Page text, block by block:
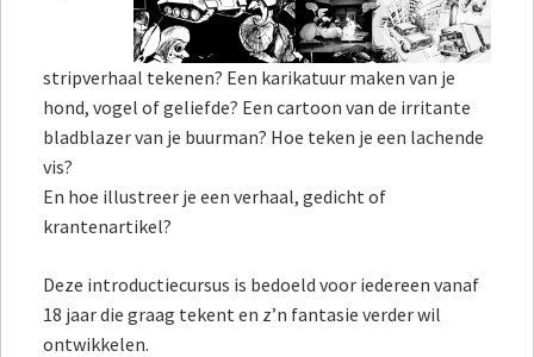
stripverhaal tekenen? Een karikatuur maken van je
hond, vogel of geliefde? Een cartoon van de irritante
bladblazer van je buurman? Hoe teken je een lachende
vis?
En hoe illustreer je een verhaal, gedicht of
krantenartikel?
Deze introductiecursus is bedoeld voor iedereen vanaf
18 jaar die graag tekent en z’n fantasie verder wil
ontwikkelen.